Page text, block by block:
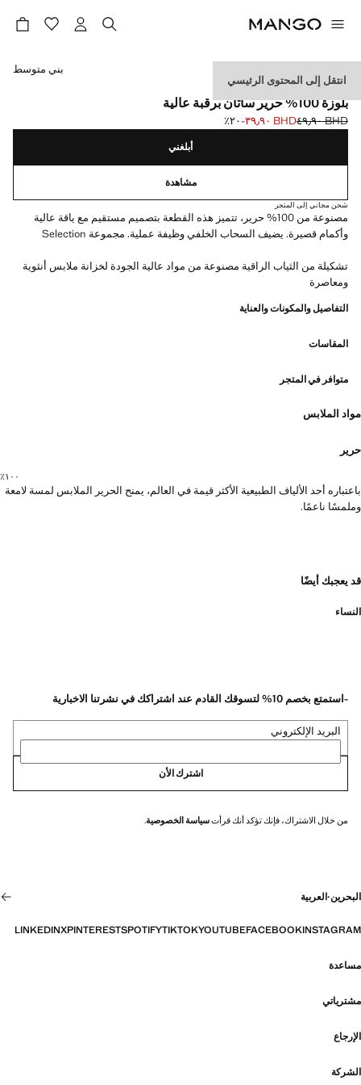
انتقل إلى المحتوى الرئيسي
SELECTION
بلوزة 100% حرير ساتان برقبة عالية
السعر الأول محذوف [BHD ٤٩٫٩٠ ]
BHD ٤٩٫٩٠
السعر الحالي [BHD ٣٩٫٩٠ ]BHD ٣٩٫٩٠ ؜-٢٠٪؜
حدد اللون
بني متوسط
أبلغني
مشاهدة
شحن مجاني إلى المتجر
مصنوعة من 100% حرير، تتميز هذه القطعة بتصميم مستقيم مع ياقة عالية
وأكمام قصيرة. يضيف السحاب الخلفي وظيفة عملية. مجموعة Selection
تشكيلة من الثياب الراقية مصنوعة من مواد عالية الجودة لخزانة ملابس أنثوية
ومعاصرة
التفاصيل والمكونات والعناية
المقاسات
متوافر في المتجر
مواد الملابس
حرير
١٠٠٪؜
باعتباره أحد الألياف الطبيعية الأكثر قيمة في العالم، يمنح الحرير الملابس لمسة لامعة
وملمسًا ناعمًا.
قد يعجبك أيضًا
النساء
-استمتع بخصم 10% لتسوقك القادم عند اشتراكك في نشرتنا الاخبارية
البريد الإلكتروني
اشترك الأن
من خلال الاشتراك، فإنك تؤكد أنك قرأتسياسة الخصوصية.
البحرين·العربية
INSTAGRAM
FACEBOOK
YOUTUBE
TIKTOK
SPOTIFY
PINTEREST
X
LINKEDIN
مساعدة
مشترياتي
الإرجاع
الشركة